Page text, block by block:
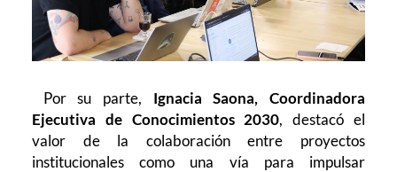
Por su parte, Ignacia Saona, Coordinadora
Ejecutiva de Conocimientos 2030, destacó el
valor de la colaboración entre proyectos
institucionales como una vía para impulsar